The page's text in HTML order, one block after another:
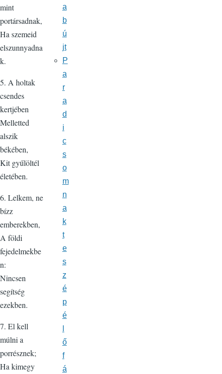
mint
portársadnak,
Ha szemeid
elszunnyadna
k.
5. A holtak
csendes
kertjében
Melletted
alszik
békében,
Kit gyűlöltél
életében.
6. Lelkem, ne
bízz
emberekben,
A földi
fejedelmekbe
n:
Nincsen
segítség
ezekben.
7. El kell
múlni a
porrésznek;
Ha kimegy
a
b
ú
jt
P
a
r
a
d
i
c
s
o
m
n
a
k
t
e
s
z
é
p
é
ő
f
á